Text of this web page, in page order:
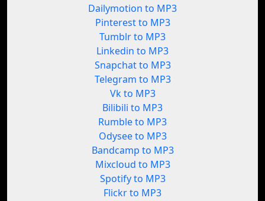
Dailymotion to MP3
Pinterest to MP3
Tumblr to MP3
Linkedin to MP3
Snapchat to MP3
Telegram to MP3
Vk to MP3
Bilibili to MP3
Rumble to MP3
Odysee to MP3
Bandcamp to MP3
Mixcloud to MP3
Spotify to MP3
Flickr to MP3